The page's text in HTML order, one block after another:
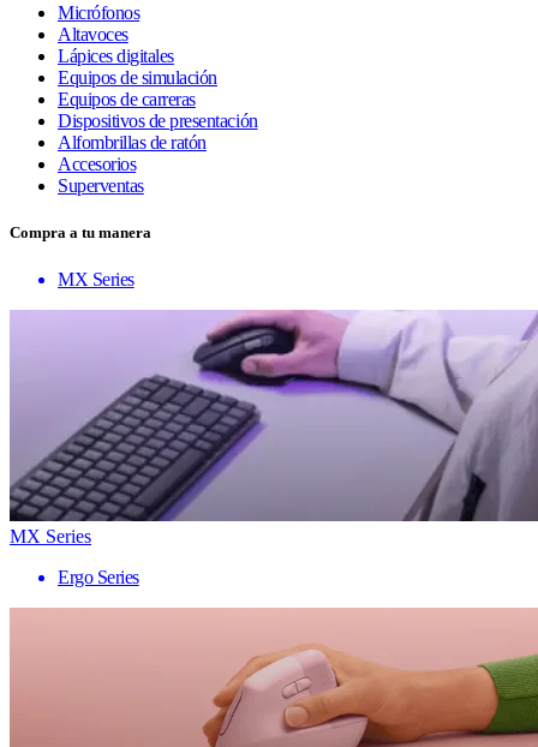
Micrófonos
Altavoces
Lápices digitales
Equipos de simulación
Equipos de carreras
Dispositivos de presentación
Alfombrillas de ratón
Accesorios
Superventas
Compra a tu manera
MX Series
MX Series
Ergo Series